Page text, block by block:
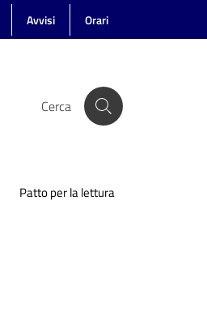
Avvisi Orari
Cerca
Patto per la lettura